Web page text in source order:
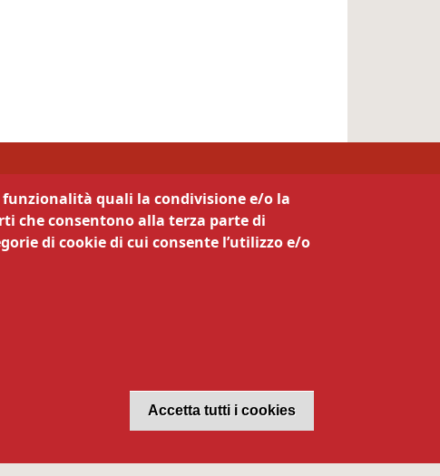
quali la condivisione e/o la
che consentono alla terza parte di
di cookie di cui consente l’utilizzo e/o
Accetta tutti i cookies